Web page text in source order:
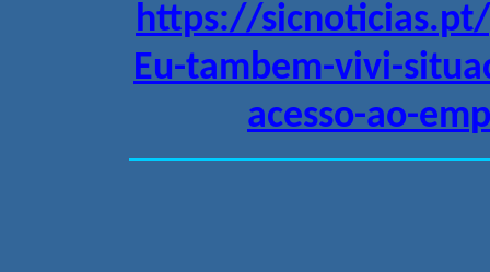
https://sicnoticias.pt/
Eu-tambem-vivi-
acesso-ao-